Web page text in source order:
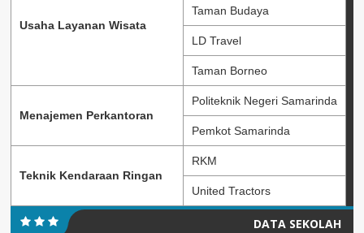
Usaha Layanan Wisata
Taman Budaya
LD Travel
Taman Borneo
Menajemen Perkantoran
Politeknik Negeri Samarinda
Pemkot Samarinda
Teknik Kendaraan Ringan
RKM
United Tractors
DATA SEKOLAH